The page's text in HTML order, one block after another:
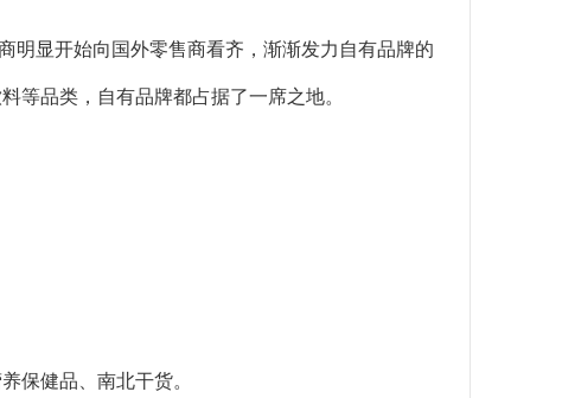
明显开始向国外零售商看齐，渐渐发力自有品牌的
等品类，自有品牌都占据了一席之地。
保健品、南北干货。